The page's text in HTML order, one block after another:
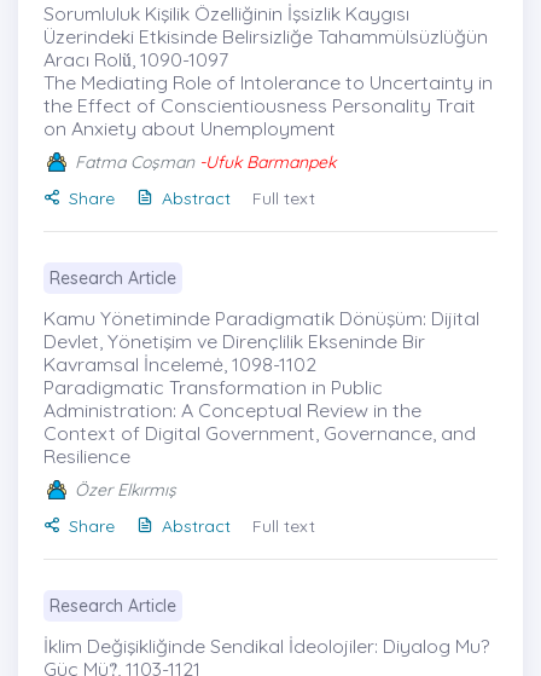
Sorumluluk Kişilik Özelliğinin İşsizlik Kaygısı
Üzerindeki Etkisinde Belirsizliğe Tahammülsüzlüğün
Aracı Rolü̇, 1090-1097
The Mediating Role of Intolerance to Uncertainty in
the Effect of Conscientiousness Personality Trait
on Anxiety about Unemployment
Fatma Coşman -Ufuk Barmanpek
Share
Abstract Full text
Research Article
Kamu Yönetiminde Paradigmatik Dönüşüm: Dijital
Devlet, Yönetişim ve Dirençlilik Ekseninde Bir
Kavramsal İncelemė, 1098-1102
Paradigmatic Transformation in Public
Administration: A Conceptual Review in the
Context of Digital Government, Governance, and
Resilience
Özer Elkırmış
Share
Abstract Full text
Research Article
İklim Değişikliğinde Sendikal İdeolojiler: Diyalog Mu?
Güç Mü?̇, 1103-1121